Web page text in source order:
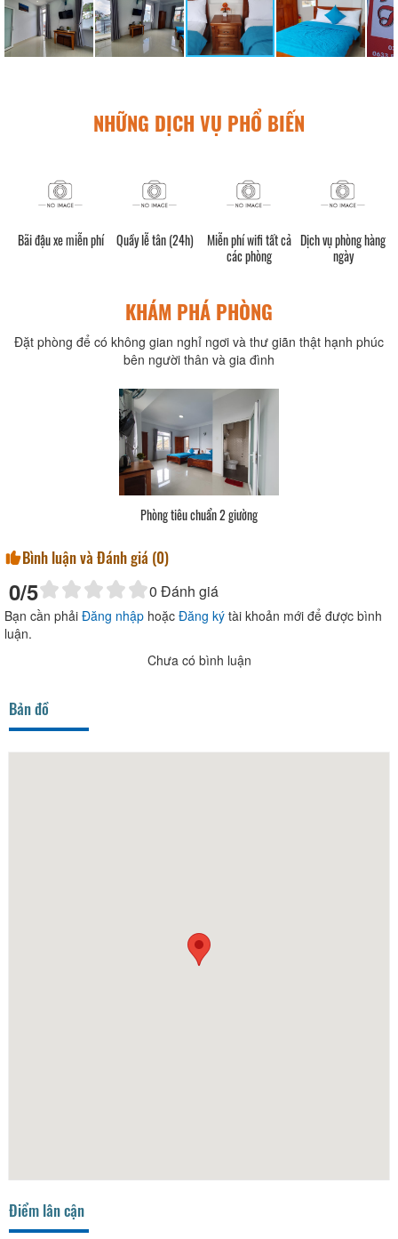
NHỮNG DỊCH VỤ PHỔ BIẾN
Bãi đậu xe miễn phí Quầy lễ tân (24h)
Miễn phí wifi tất cả
các phòng
Dịch vụ phòng hàng
ngày
KHÁM PHÁ PHÒNG
Đặt phòng để có không gian nghỉ ngơi và thư giãn thật hạnh phúc
bên người thân và gia đình
Phòng tiêu chuẩn 2 giường
Bình luận và Đánh giá (0)
0/5 0 Đánh giá
Bạn cần phải Đăng nhập hoặc Đăng ký tài khoản mới để được bình
luận.
Chưa có bình luận
Bản đồ
Điểm lân cận